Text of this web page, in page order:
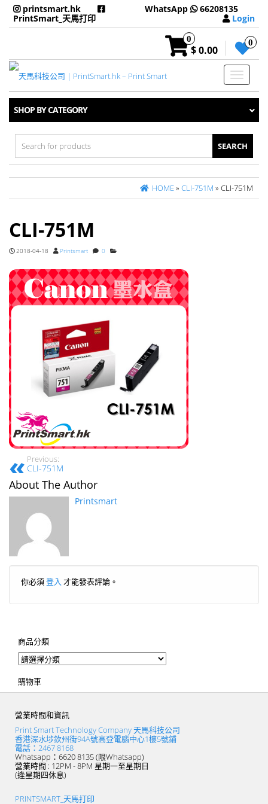
printsmart.hk
PrintSmart_天馬打印
WhatsApp
66208135
Login
0
$ 0.00
0
Toggle
SHOP BY CATEGORY
Search
for:
HOME» CLI-751M » CLI-751M
CLI-751M
2018-04-18 Printsmart 0
Previous:
CLI-751M
About The Author
Printsmart
你必須登入 才能發表評論。
商品分類
購物車
營業時間和資訊
Print Smart Technology Company 天馬科技公司
香港深水埗欽州街94A號高登電腦中心1樓5號鋪
電話：2467 8168
Whatsapp：6620 8135 (限Whatsapp)
營業時間 : 12PM - 8PM 星期一至星期日
(逢星期四休息)
PRINTSMART_天馬打印